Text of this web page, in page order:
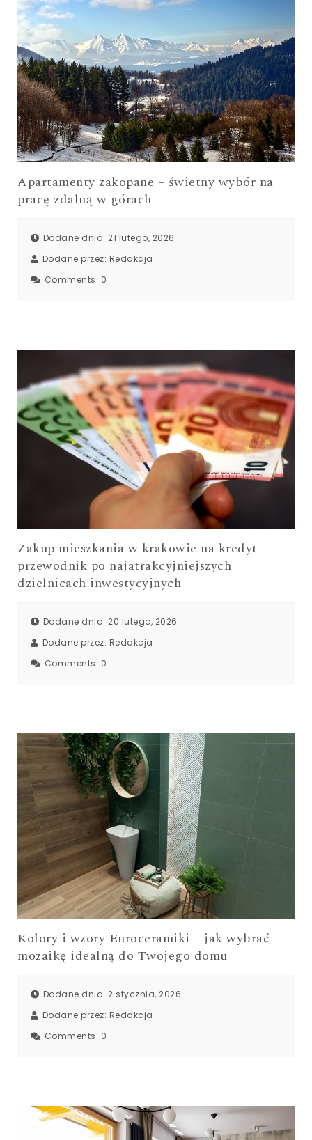
Apartamenty zakopane – świetny wybór na
pracę zdalną w górach
Dodane dnia: 21 lutego, 2026
Dodane przez: Redakcja
Comments: 0
Zakup mieszkania w krakowie na kredyt –
przewodnik po najatrakcyjniejszych
dzielnicach inwestycyjnych
Dodane dnia: 20 lutego, 2026
Dodane przez: Redakcja
Comments: 0
Kolory i wzory Euroceramiki – jak wybrać
mozaikę idealną do Twojego domu
Dodane dnia: 2 stycznia, 2026
Dodane przez: Redakcja
Comments: 0